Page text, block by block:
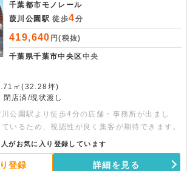
千葉都市モノレール
葭川公園駅 徒歩4分
419,640 円(税抜)
千葉県千葉市中央区中央
㎡(32.28坪)
閉店済/現状渡し
公園駅より徒歩4分の店舗・事務所が出まし
いるため、視認性が良く集客が期待できます。
人がお気に入り登録しています
登録 詳細を見る